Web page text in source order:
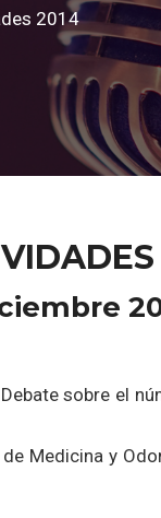
2014
sobre el
Medicina y